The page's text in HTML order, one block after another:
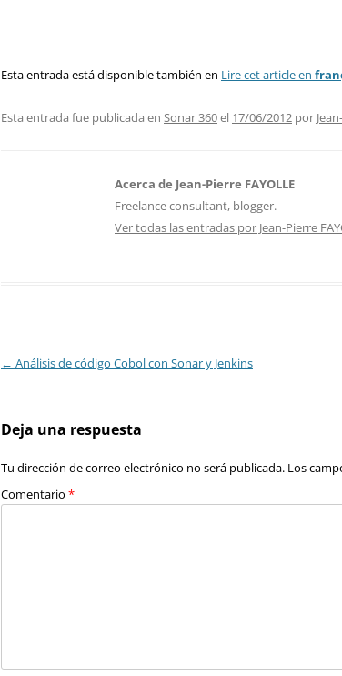
Esta entrada está disponible también en Lire cet article en
Esta entrada fue publicada en Sonar 360el 17/06/2012 por
Acerca de Jean-Pierre FAYOLLE
Freelance consultant, blogger.
Ver todas las entradas por Jean-Pierre
Navegación
← Análisis de código Cobol con Sonar y Jenkins
Deja una respuesta
Tu dirección de correo electrónico no será publicada. Los
Comentario *